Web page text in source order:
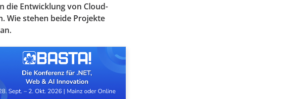
die Entwicklung von Cloud-
Wie stehen beide Projekte